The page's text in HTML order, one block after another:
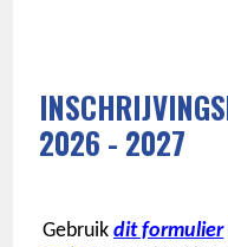
2026 - 2027
Gebruikdit formulier